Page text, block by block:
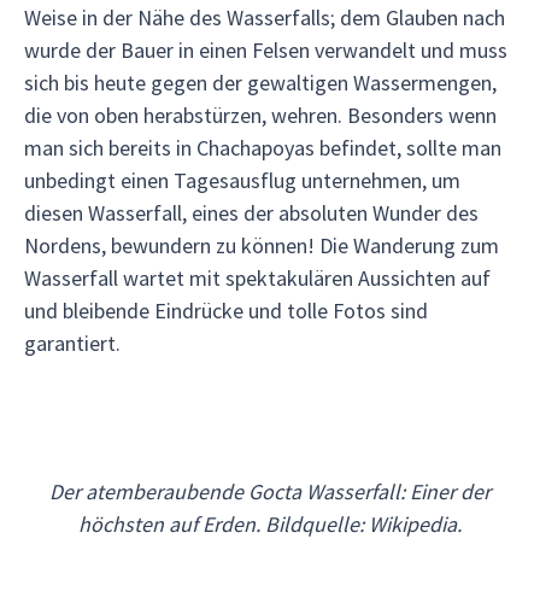
Weise in der Nähe des Wasserfalls; dem Glauben nach
wurde der Bauer in einen Felsen verwandelt und muss
sich bis heute gegen der gewaltigen Wassermengen,
die von oben herabstürzen, wehren. Besonders wenn
man sich bereits in Chachapoyas befindet, sollte man
unbedingt einen Tagesausflug unternehmen, um
diesen Wasserfall, eines der absoluten Wunder des
Nordens, bewundern zu können! Die Wanderung zum
Wasserfall wartet mit spektakulären Aussichten auf
und bleibende Eindrücke und tolle Fotos sind
garantiert.
Der atemberaubende Gocta Wasserfall: Einer der
höchsten auf Erden. Bildquelle: Wikipedia.